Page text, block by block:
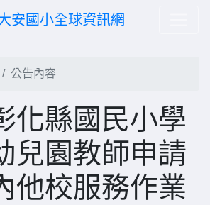
安國小全球資訊網
公告內容
化縣國民小學
兒園教師申請
他校服務作業